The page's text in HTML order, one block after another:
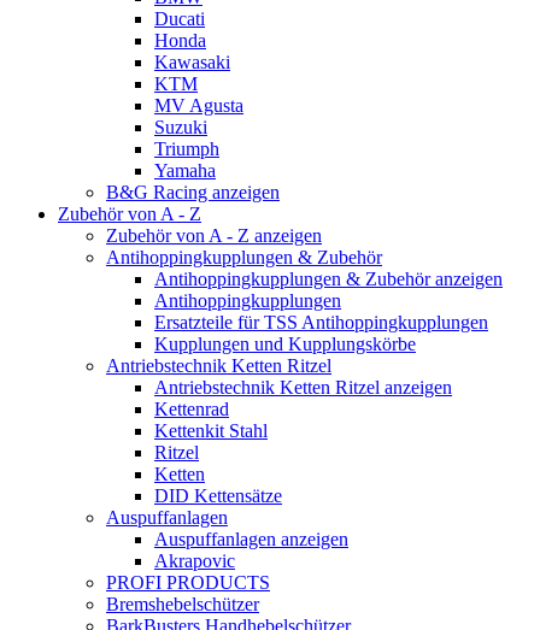
Ducati
Honda
Kawasaki
KTM
MV Agusta
Suzuki
Triumph
Yamaha
B&G Racing anzeigen
Zubehör von A - Z
Zubehör von A - Z anzeigen
Antihoppingkupplungen & Zubehör
Antihoppingkupplungen & Zubehör anzeigen
Antihoppingkupplungen
Ersatzteile für TSS Antihoppingkupplungen
Kupplungen und Kupplungskörbe
Antriebstechnik Ketten Ritzel
Antriebstechnik Ketten Ritzel anzeigen
Kettenrad
Kettenkit Stahl
Ritzel
Ketten
DID Kettensätze
Auspuffanlagen
Auspuffanlagen anzeigen
Akrapovic
PROFI PRODUCTS
Bremshebelschützer
BarkBusters Handhebelschützer